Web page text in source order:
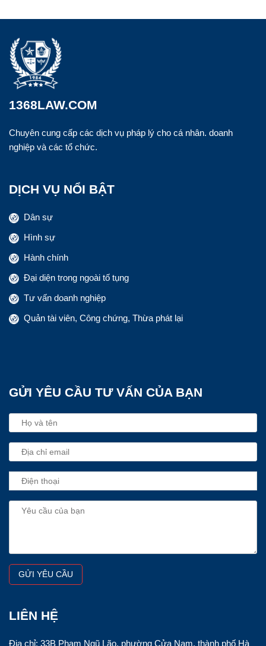
1368LAW.COM
Chuyên cung cấp các dịch vụ pháp lý cho cá nhân. doanh
nghiệp và các tổ chức.
DỊCH VỤ NỔI BẬT
Dân sự
Hình sự
Hành chính
Đại diện trong ngoài tố tụng
Tư vấn doanh nghiệp
Quản tài viên, Công chứng, Thừa phát lại
GỬI YÊU CẦU TƯ VẤN CỦA BẠN
LIÊN HỆ
Địa chỉ: 33B Phạm Ngũ Lão, phường Cửa Nam, thành phố Hà